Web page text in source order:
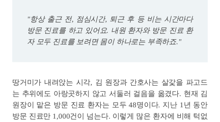
"항상 출근 전, 점심시간, 퇴근 후 등 비는 시간마다
방문 진료를 하고 있어요. 내원 환자와 방문 진료 환
자 모두 진료를 보려면 몸이 하나로는 부족하죠."
땅거미가 내려앉는 시각, 김 원장과 간호사는 살갗을 파고드
는 추위에도 아랑곳하지 않고 서둘러 걸음을 옮겼다. 현재 김
원장이 맡은 방문 진료 환자는 모두 48명이다. 지난 1년 동안
방문 진료만 1,000건이 넘는다. 이렇게 많은 환자에 비해 턱없